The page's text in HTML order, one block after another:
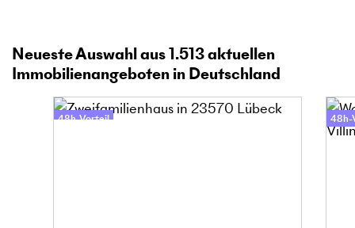
Neueste Auswahl aus1.513aktuellen
Immobilienangeboten in Deutschland
48h-Vorteil
48h-